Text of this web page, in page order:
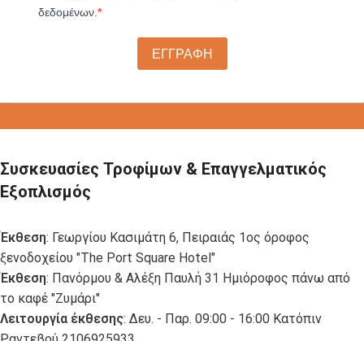
δεδομένων.
ΕΓΓΡΑΦΗ
Συσκευασίες Τροφίμων & Επαγγελματικός
Εξοπλισμός
Έκθεση: Γεωργίου Κασιμάτη 6, Πειραιάς 1ος όροφος
ξενοδοχείου "The Port Square Hotel"
Έκθεση: Πανόρμου & Αλέξη Παυλή 31 Ημιόροφος πάνω από
το καφέ "Ζυμάρι"
Λειτουργία έκθεσης: Δευ. - Παρ. 09:00 - 16:00 Κατόπιν